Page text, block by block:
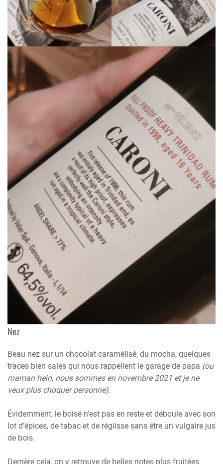
Nez
Beau nez sur un chocolat caramélisé, du mocha, quelques
traces bien sales qui nous rappellent le garage de papa (ou
maman hein, nous sommes en novembre 2021 et je ne
veux plus choquer personne).
Évidemment, le boisé n’est pas en reste et déboule avec son
lot d’épices, de tabac et de réglisse sans être un vulgaire jus
de bois.
Derrière cela, on y retrouve de belles notes plus fruitées